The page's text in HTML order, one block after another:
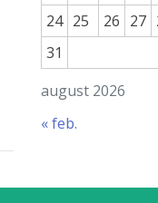
august 2026
24 25 26 27
31
« feb.